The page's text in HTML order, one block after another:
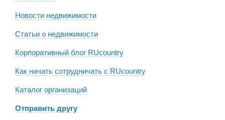
Новости недвижимости
Статьи о недвижимости
Корпоративный блог RUcountry
Как начать сотрудничать с RUcountry
Каталог организаций
Отправить другу